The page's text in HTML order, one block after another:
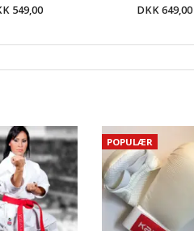
549,00
DKK 649,00
POPULÆR